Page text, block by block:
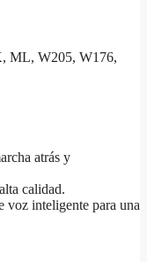
ML, W205, W176,
atrás y
calidad.
voz inteligente para una